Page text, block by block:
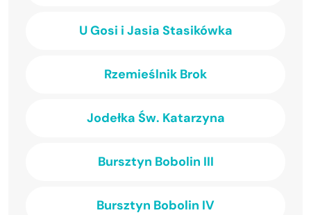
U Gosi i Jasia Stasikówka
Rzemieślnik Brok
Jodełka Św. Katarzyna
Bursztyn Bobolin III
Bursztyn Bobolin IV